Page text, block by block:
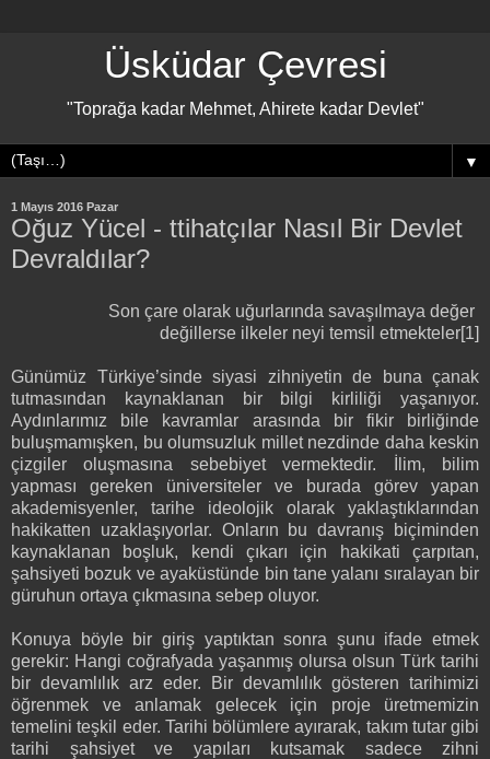
Üsküdar Çevresi
"Toprağa kadar Mehmet, Ahirete kadar Devlet"
▼
1 Mayıs 2016 Pazar
Oğuz Yücel - ttihatçılar Nasıl Bir Devlet
Devraldılar?
Son çare olarak uğurlarında savaşılmaya değer
değillerse ilkeler neyi temsil etmekteler[1]
Günümüz Türkiye’sinde siyasi zihniyetin de buna çanak
tutmasından kaynaklanan bir bilgi kirliliği yaşanıyor.
Aydınlarımız bile kavramlar arasında bir fikir birliğinde
buluşmamışken, bu olumsuzluk millet nezdinde daha keskin
çizgiler oluşmasına sebebiyet vermektedir. İlim, bilim
yapması gereken üniversiteler ve burada görev yapan
akademisyenler, tarihe ideolojik olarak yaklaştıklarından
hakikatten uzaklaşıyorlar. Onların bu davranış biçiminden
kaynaklanan boşluk, kendi çıkarı için hakikati çarpıtan,
şahsiyeti bozuk ve ayaküstünde bin tane yalanı sıralayan bir
güruhun ortaya çıkmasına sebep oluyor.
Konuya böyle bir giriş yaptıktan sonra şunu ifade etmek
gerekir: Hangi coğrafyada yaşanmış olursa olsun Türk tarihi
bir devamlılık arz eder. Bir devamlılık gösteren tarihimizi
öğrenmek ve anlamak gelecek için proje üretmemizin
temelini teşkil eder. Tarihi bölümlere ayırarak, takım tutar gibi
tarihi şahsiyet ve yapıları kutsamak sadece zihni